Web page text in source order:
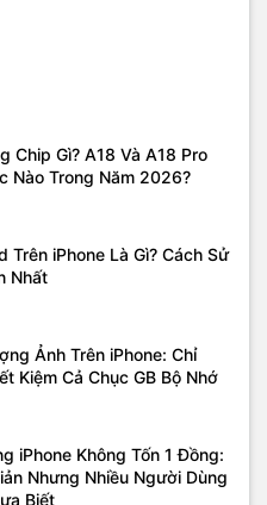
Chip Gì? A18 Và A18 Pro
Nào Trong Năm 2026?
Trên iPhone Là Gì? Cách Sử
Nhất
Ảnh Trên iPhone: Chỉ
Kiệm Cả Chục GB Bộ Nhớ
iPhone Không Tốn 1 Đồng:
Nhưng Nhiều Người Dùng
Biết